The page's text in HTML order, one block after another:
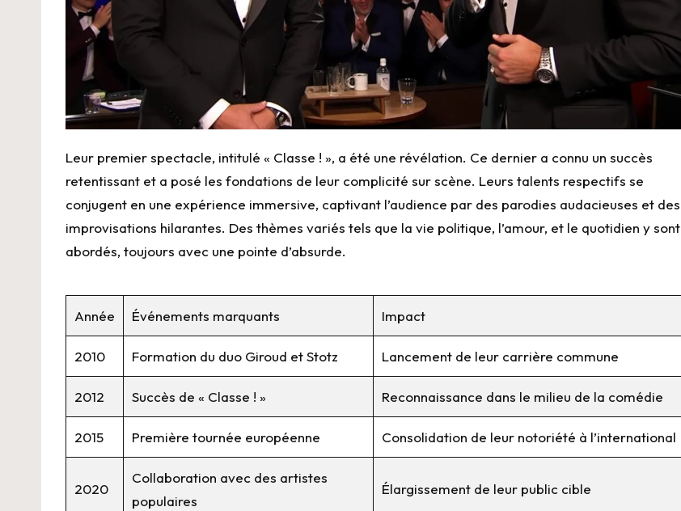
Leur premier spectacle, intitulé « Classe ! », a été une révélation. Ce dernier a connu un succès
retentissant et a posé les fondations de leur complicité sur scène. Leurs talents respectifs se
conjugent en une expérience immersive, captivant l’audience par des parodies audacieuses et des
improvisations hilarantes. Des thèmes variés tels que la vie politique, l’amour, et le quotidien y sont
abordés, toujours avec une pointe d’absurde.
Année Événements marquants Impact
2010 Formation du duo Giroud et Stotz Lancement de leur carrière commune
2012 Succès de « Classe ! » Reconnaissance dans le milieu de la comédie
2015 Première tournée européenne Consolidation de leur notoriété à l’international
2020
Collaboration avec des artistes
populaires
Élargissement de leur public cible